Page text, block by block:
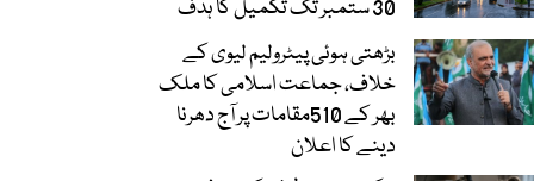
30 ستمبر تک تکمیل کا ہدف
بڑھتی ہوئی پیٹرولیم لیوی کے
خلاف، جماعت اسلامی کا ملک
بھر کے 510مقامات پر آج دھرنا
دینے کا اعلان